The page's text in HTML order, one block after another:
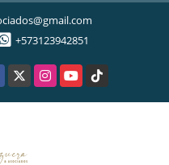
+573123942851
X InstagramYouTubeTikTok